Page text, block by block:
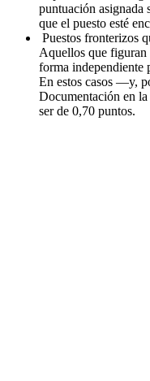
puntuación asignada
que el puesto esté
Puestos fronterizos
Aquellos que figuran
forma independiente
En estos casos —y,
Documentación en
ser de 0,70 puntos.